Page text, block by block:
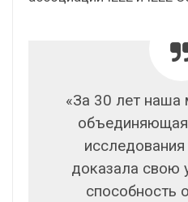
«За 30 лет наша
объединяющая
доказала свою
способность